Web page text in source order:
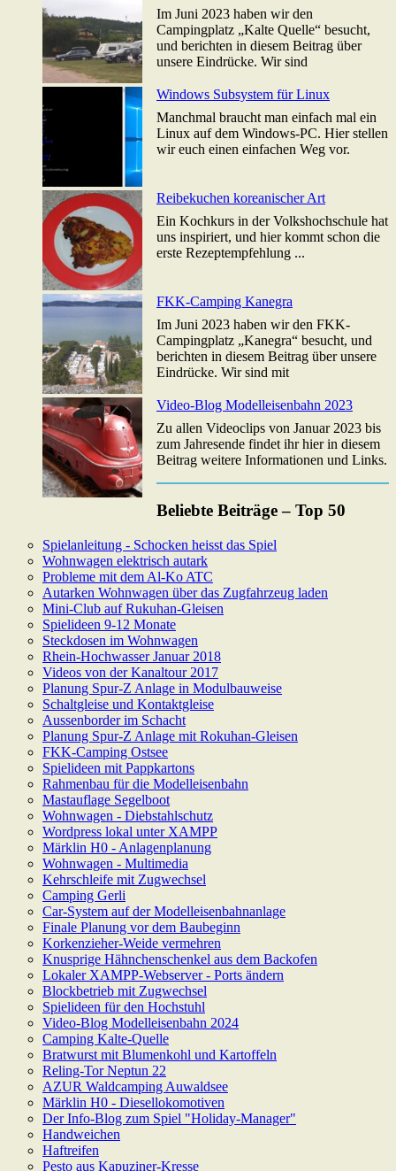
Im Juni 2023 haben wir den
Campingplatz „Kalte Quelle“ besucht,
und berichten in diesem Beitrag über
unsere Eindrücke. Wir sind
Windows Subsystem für Linux
Manchmal braucht man einfach mal ein
Linux auf dem Windows-PC. Hier stellen
wir euch einen einfachen Weg vor.
Reibekuchen koreanischer Art
Ein Kochkurs in der Volkshochschule hat
uns inspiriert, und hier kommt schon die
erste Rezeptempfehlung ...
FKK-Camping Kanegra
Im Juni 2023 haben wir den FKK-
Campingplatz „Kanegra“ besucht, und
berichten in diesem Beitrag über unsere
Eindrücke. Wir sind mit
Video-Blog Modelleisenbahn 2023
Zu allen Videoclips von Januar 2023 bis
zum Jahresende findet ihr hier in diesem
Beitrag weitere Informationen und Links.
Beliebte Beiträge – Top 50
Spielanleitung - Schocken heisst das Spiel
Wohnwagen elektrisch autark
Probleme mit dem Al-Ko ATC
Autarken Wohnwagen über das Zugfahrzeug laden
Mini-Club auf Rukuhan-Gleisen
Spielideen 9-12 Monate
Steckdosen im Wohnwagen
Rhein-Hochwasser Januar 2018
Videos von der Kanaltour 2017
Planung Spur-Z Anlage in Modulbauweise
Schaltgleise und Kontaktgleise
Aussenborder im Schacht
Planung Spur-Z Anlage mit Rokuhan-Gleisen
FKK-Camping Ostsee
Spielideen mit Pappkartons
Rahmenbau für die Modelleisenbahn
Mastauflage Segelboot
Wohnwagen - Diebstahlschutz
Wordpress lokal unter XAMPP
Märklin H0 - Anlagenplanung
Wohnwagen - Multimedia
Kehrschleife mit Zugwechsel
Camping Gerli
Car-System auf der Modelleisenbahnanlage
Finale Planung vor dem Baubeginn
Korkenzieher-Weide vermehren
Knusprige Hähnchenschenkel aus dem Backofen
Lokaler XAMPP-Webserver - Ports ändern
Blockbetrieb mit Zugwechsel
Spielideen für den Hochstuhl
Video-Blog Modelleisenbahn 2024
Camping Kalte-Quelle
Bratwurst mit Blumenkohl und Kartoffeln
Reling-Tor Neptun 22
AZUR Waldcamping Auwaldsee
Märklin H0 - Diesellokomotiven
Der Info-Blog zum Spiel "Holiday-Manager"
Handweichen
Haftreifen
Pesto aus Kapuziner-Kresse